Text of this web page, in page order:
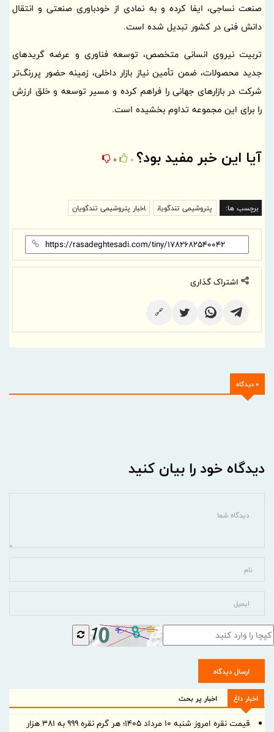
صنعت نساجی، ایفا کرده و به نمادی از خودباوری صنعتی و انتقال
دانش فنی در کشور تبدیل شده است.
تربیت نیروی انسانی متخصص، توسعه فناوری و عرضه گریدهای
جدید محصولات، ضمن تأمین نیاز بازار داخلی، زمینه حضور پررنگ‌تر
شرکت در بازارهای جهانی را فراهم کرده و مسیر توسعه و خلق ارزش
را برای این مجموعه تداوم بخشیده است.
آیا این خبر مفید بود؟ 0
0
برچسب ها: پتروشیمی تندگویان اخبار پتروشیمی تندگویان
اشتراک گذاری
🔗
0 دیدگاه
دیدگاه خود را بیان کنید
ارسال دیدگاه
اخبار داغ اخبار پر بحث
قیمت نقره امروز شنبه ۱۰ مرداد ۱۴۰۵؛ هر گرم نقره ۹۹۹ به ۳۸۱ هزار